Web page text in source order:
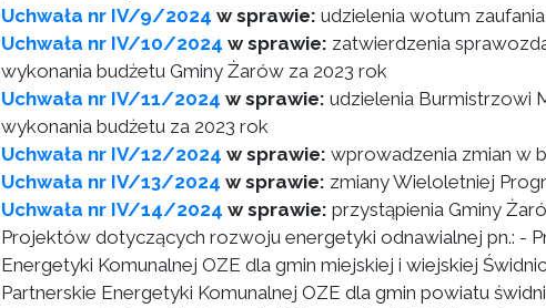
Uchwała nr IV/9/2024 w sprawie: udzielenia wotum
Uchwała nr IV/10/2024 w sprawie: zatwierdzenia
wykonania budżetu Gminy Żarów za 2023 rok
Uchwała nr IV/11/2024 w sprawie: udzielenia Burmistrzowi
wykonania budżetu za 2023 rok
Uchwała nr IV/12/2024 w sprawie: wprowadzenia zmian w
Uchwała nr IV/13/2024 w sprawie: zmiany Wieloletniej
Uchwała nr IV/14/2024 w sprawie: przystąpienia Gminy
Projektów dotyczących rozwoju energetyki odnawialnej pn.: -
Energetyki Komunalnej OZE dla gmin miejskiej i wiejskiej
Partnerskie Energetyki Komunalnej OZE dla gmin powiatu